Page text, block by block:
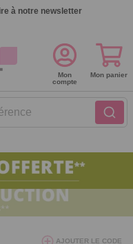
à notre newsletter
Mon
compte
Mon panier
AJOUTER LE CODE